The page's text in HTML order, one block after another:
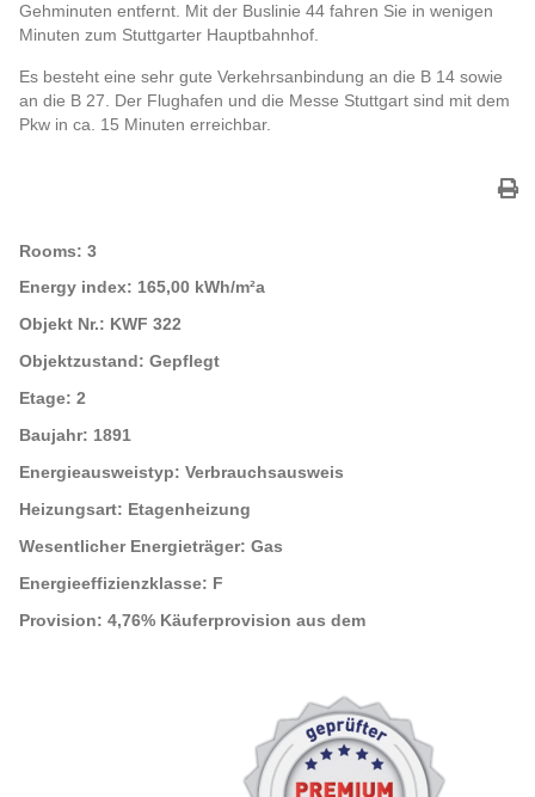
Gehminuten entfernt. Mit der Buslinie 44 fahren Sie in wenigen
Minuten zum Stuttgarter Hauptbahnhof.
Es besteht eine sehr gute Verkehrsanbindung an die B 14 sowie
an die B 27. Der Flughafen und die Messe Stuttgart sind mit dem
Pkw in ca. 15 Minuten erreichbar.
Rooms: 3
Energy index: 165,00 kWh/m²a
Objekt Nr.: KWF 322
Objektzustand: Gepflegt
Etage: 2
Baujahr: 1891
Energieausweistyp: Verbrauchsausweis
Heizungsart: Etagenheizung
Wesentlicher Energieträger: Gas
Energieeffizienzklasse: F
Provision: 4,76% Käuferprovision aus dem